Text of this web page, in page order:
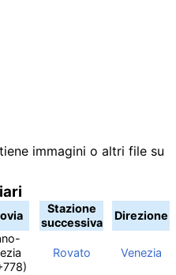
immagini o altri file su
Stazione
successiva
Direzione
)
Rovato Venezia